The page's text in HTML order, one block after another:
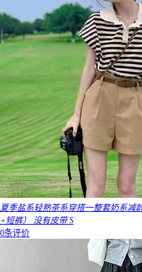
夏季盐系轻熟茶系穿搭一整套奶系减
+短裤） 没有皮带 S
0条评价